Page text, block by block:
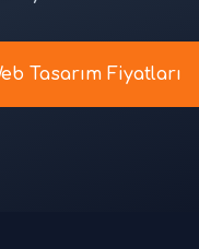
Tasarım Fiyatları